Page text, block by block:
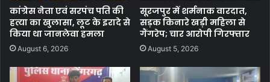
कांग्रेस नेता एवं सरपंच पति की
हत्या का खुलासा, लूट के इरादे से
किया था जानलेवा हमला
August 6, 2026
सूरजपुर में शर्मनाक वारदात,
सड़क किनारे खड़ी महिला से
गैंगरेप; चार आरोपी गिरफ्तार
August 5, 2026